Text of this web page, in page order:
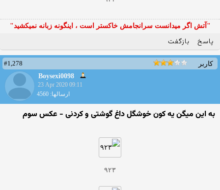
"آتش اگر ميدانست سرانجامش خاكستر است ، اينگونه زبانه نميكشيد"
پاسخ بازگفت
کاربر
#1,278
Boysexi0098
23 Apr 2020 09:11
ارسالها: 4560
به این میگن یه کون خوشگل داغ گوشتی و کردنی - عکس سوم
۹۲۳